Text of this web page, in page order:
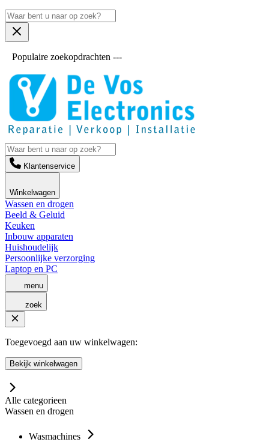
Populaire zoekopdrachten ---
Klantenservice
Winkelwagen
Wassen en drogen
Beeld & Geluid
Keuken
Inbouw apparaten
Huishoudelijk
Persoonlijke verzorging
Laptop en PC
menu
zoek
Toegevoegd aan uw winkelwagen:
Bekijk winkelwagen
Alle categorieen
Wassen en drogen
Wasmachines